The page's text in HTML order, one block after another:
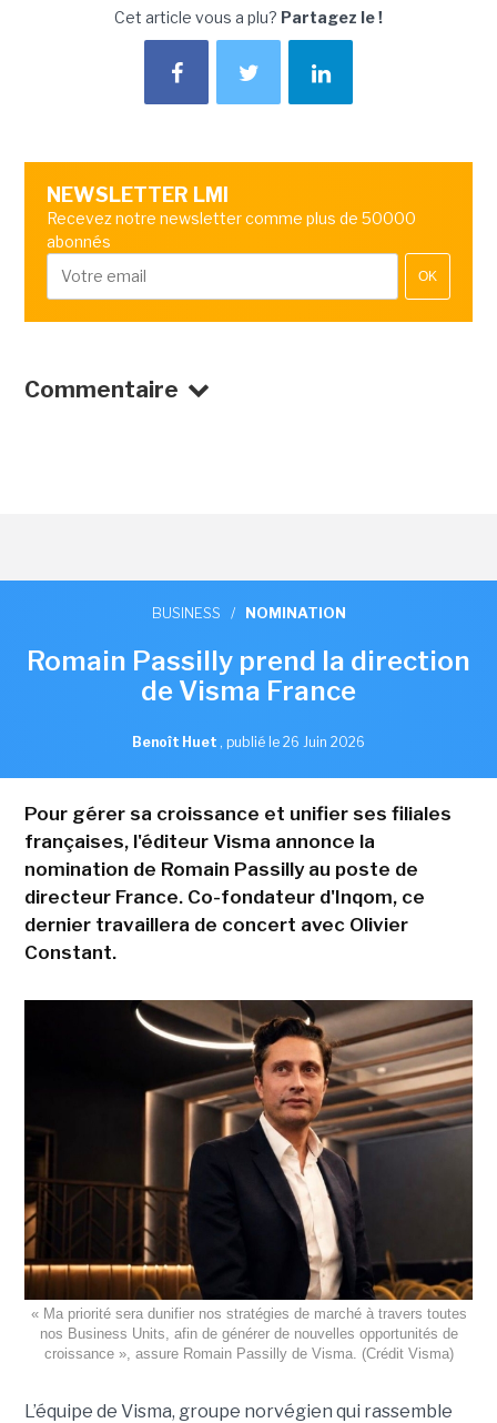
Cet article vous a plu? Partagez le !
NEWSLETTER LMI
Recevez notre newsletter comme plus de 50000
abonnés
OK
Commentaire
BUSINESS / NOMINATION
Romain Passilly prend la direction
de Visma France
Benoît Huet , publié le 26 Juin 2026
Pour gérer sa croissance et unifier ses filiales
françaises, l'éditeur Visma annonce la
nomination de Romain Passilly au poste de
directeur France. Co-fondateur d'Inqom, ce
dernier travaillera de concert avec Olivier
Constant.
« Ma priorité sera dunifier nos stratégies de marché à travers toutes
nos Business Units, afin de générer de nouvelles opportunités de
croissance », assure Romain Passilly de Visma. (Crédit Visma)
L’équipe de Visma, groupe norvégien qui rassemble